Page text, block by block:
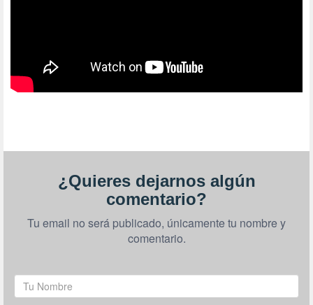
¿Quieres dejarnos algún
comentario?
Tu email no será publicado, únicamente tu nombre y
comentario.